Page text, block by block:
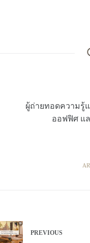
ผู้ถ่ายทอดความรู้
ออฟฟิศ แ
PREVIOUS